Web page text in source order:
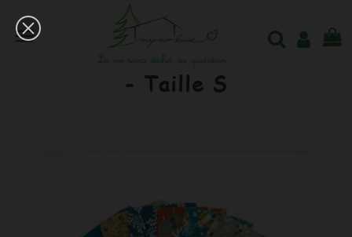

Pochette Sandwich Coton Bio
- Taille S